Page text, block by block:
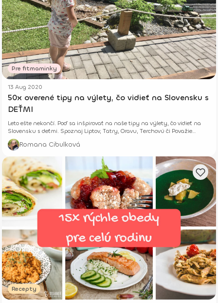
Pre fitmaminky
13 Aug 2020
50x overené tipy na výlety, čo vidieť na Slovensku s
DEŤMI
Leto ešte nekončí. Poď sa inšpirovať na naše tipy na výlety, čo vidieť na
Slovensku s deťmi. Spoznaj Liptov, Tatry, Oravu, Terchovú či Považie
bližšie.
Romana Cibulková
Recepty